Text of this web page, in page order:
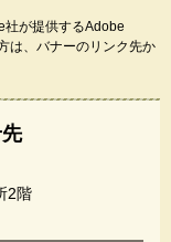
社が提供するAdobe
は、バナーのリンク先か
2階